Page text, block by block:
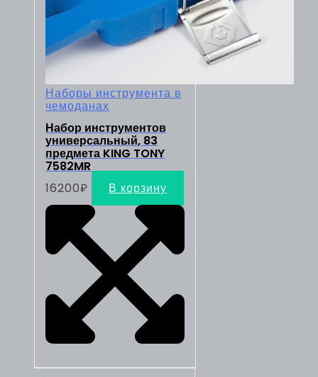
Наборы инструмента в
чемоданах
Набор инструментов
универсальный, 83
предмета KING TONY
7582MR
16200₽ В корзину